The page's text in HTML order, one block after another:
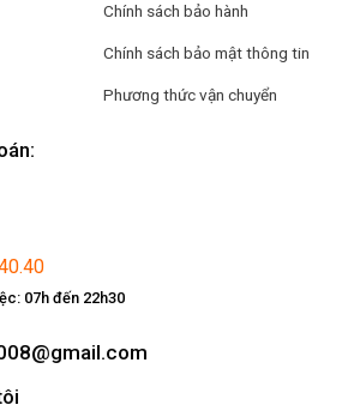
Chính sách bảo hành
Chính sách bảo mật thông tin
Phương thức vận chuyển
07h đến 22h30